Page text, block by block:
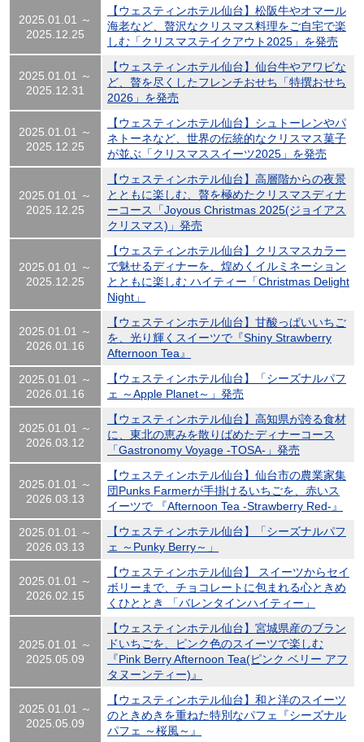
2025.01.01 ～
2025.12.25
【ウェスティンホテル仙台】松阪牛やオマール
海老など、贅沢なクリスマス料理をご自宅で楽
しむ「クリスマステイクアウト2025」を発売
2025.01.01 ～
2025.12.31
【ウェスティンホテル仙台】仙台牛やアワビな
ど、贅を尽くしたフレンチおせち「特撰おせち
2026」を発売
2025.01.01 ～
2025.12.25
【ウェスティンホテル仙台】シュトーレンやパ
ネトーネなど、世界の伝統的なクリスマス菓子
が並ぶ「クリスマススイーツ2025」を発売
2025.01.01 ～
2025.12.25
【ウェスティンホテル仙台】高層階からの夜景
とともに楽しむ、贅を極めたクリスマスディナ
ーコース「Joyous Christmas 2025(ジョイアス
クリスマス)」発売
2025.01.01 ～
2025.12.25
【ウェスティンホテル仙台】クリスマスカラー
で魅せるディナーを、煌めくイルミネーション
とともに楽しむ ハイティー「Christmas Delight
Night」
2025.01.01 ～
2026.01.16
【ウェスティンホテル仙台】甘酸っぱいいちご
を、光り輝くスイーツで『Shiny Strawberry
Afternoon Tea』
2025.01.01 ～
2026.01.16
【ウェスティンホテル仙台】「シーズナルパフ
ェ ～Apple Planet～」発売
2025.01.01 ～
2026.03.12
【ウェスティンホテル仙台】高知県が誇る食材
に、東北の恵みを散りばめたディナーコース
「Gastronomy Voyage -TOSA-」発売
2025.01.01 ～
2026.03.13
【ウェスティンホテル仙台】仙台市の農業家集
団Punks Farmerが手掛けるいちごを、赤いス
イーツで 『Afternoon Tea -Strawberry Red-』
2025.01.01 ～
2026.03.13
【ウェスティンホテル仙台】「シーズナルパフ
ェ ～Punky Berry～」
2025.01.01 ～
2026.02.15
【ウェスティンホテル仙台】 スイーツからセイ
ボリーまで、チョコレートに包まれる心ときめ
くひととき 「バレンタインハイティー」
2025.01.01 ～
2025.05.09
【ウェスティンホテル仙台】宮城県産のブラン
ドいちごを、ピンク色のスイーツで楽しむ
『Pink Berry Afternoon Tea(ピンク ベリー アフ
タヌーンティー)』
2025.01.01 ～
2025.05.09
【ウェスティンホテル仙台】和と洋のスイーツ
のときめきを重ねた特別なパフェ『シーズナル
パフェ ～桜風～』